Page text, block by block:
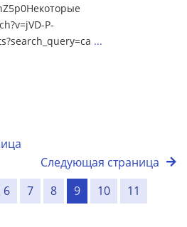
P-
...
Следующая страница
6 7 8 9 10 11